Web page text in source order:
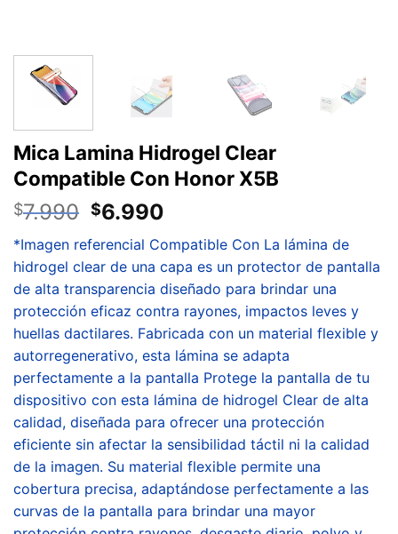
Mica Lamina Hidrogel Clear
Compatible Con Honor X5B
$7.990 $6.990
*Imagen referencial Compatible Con La lámina de
hidrogel clear de una capa es un protector de pantalla
de alta transparencia diseñado para brindar una
protección eficaz contra rayones, impactos leves y
huellas dactilares. Fabricada con un material flexible y
autorregenerativo, esta lámina se adapta
perfectamente a la pantalla Protege la pantalla de tu
dispositivo con esta lámina de hidrogel Clear de alta
calidad, diseñada para ofrecer una protección
eficiente sin afectar la sensibilidad táctil ni la calidad
de la imagen. Su material flexible permite una
cobertura precisa, adaptándose perfectamente a las
curvas de la pantalla para brindar una mayor